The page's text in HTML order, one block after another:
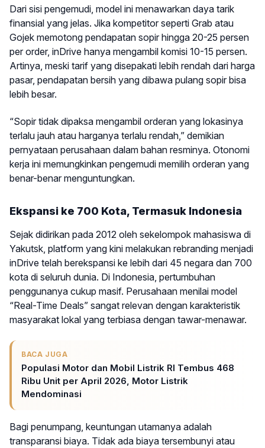
Dari sisi pengemudi, model ini menawarkan daya tarik
finansial yang jelas. Jika kompetitor seperti Grab atau
Gojek memotong pendapatan sopir hingga 20-25 persen
per order, inDrive hanya mengambil komisi 10-15 persen.
Artinya, meski tarif yang disepakati lebih rendah dari harga
pasar, pendapatan bersih yang dibawa pulang sopir bisa
lebih besar.
“Sopir tidak dipaksa mengambil orderan yang lokasinya
terlalu jauh atau harganya terlalu rendah,” demikian
pernyataan perusahaan dalam bahan resminya. Otonomi
kerja ini memungkinkan pengemudi memilih orderan yang
benar-benar menguntungkan.
Ekspansi ke 700 Kota, Termasuk Indonesia
Sejak didirikan pada 2012 oleh sekelompok mahasiswa di
Yakutsk, platform yang kini melakukan rebranding menjadi
inDrive telah berekspansi ke lebih dari 45 negara dan 700
kota di seluruh dunia. Di Indonesia, pertumbuhan
penggunanya cukup masif. Perusahaan menilai model
“Real-Time Deals” sangat relevan dengan karakteristik
masyarakat lokal yang terbiasa dengan tawar-menawar.
BACA JUGA
Populasi Motor dan Mobil Listrik RI Tembus 468
Ribu Unit per April 2026, Motor Listrik
Mendominasi
Bagi penumpang, keuntungan utamanya adalah
transparansi biaya. Tidak ada biaya tersembunyi atau